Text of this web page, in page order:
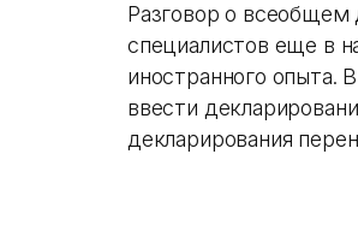
Разговор о всеобщем
специалистов еще в
иностранного опыта.
ввести
декларирования